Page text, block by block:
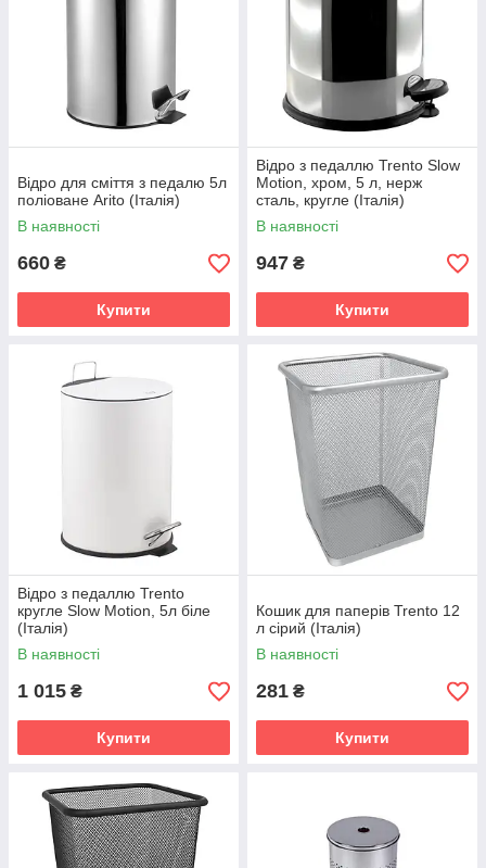
Відро для сміття з педалю 5л
поліоване Arito (Італія)
В наявності
660 ₴
Купити
Відро з педаллю Trento Slow
Motion, хром, 5 л, нерж
сталь, кругле (Італія)
В наявності
947 ₴
Купити
Відро з педаллю Trento
кругле Slow Motion, 5л біле
(Італія)
В наявності
1 015 ₴
Купити
Кошик для паперів Trento 12
л сірий (Італія)
В наявності
281 ₴
Купити